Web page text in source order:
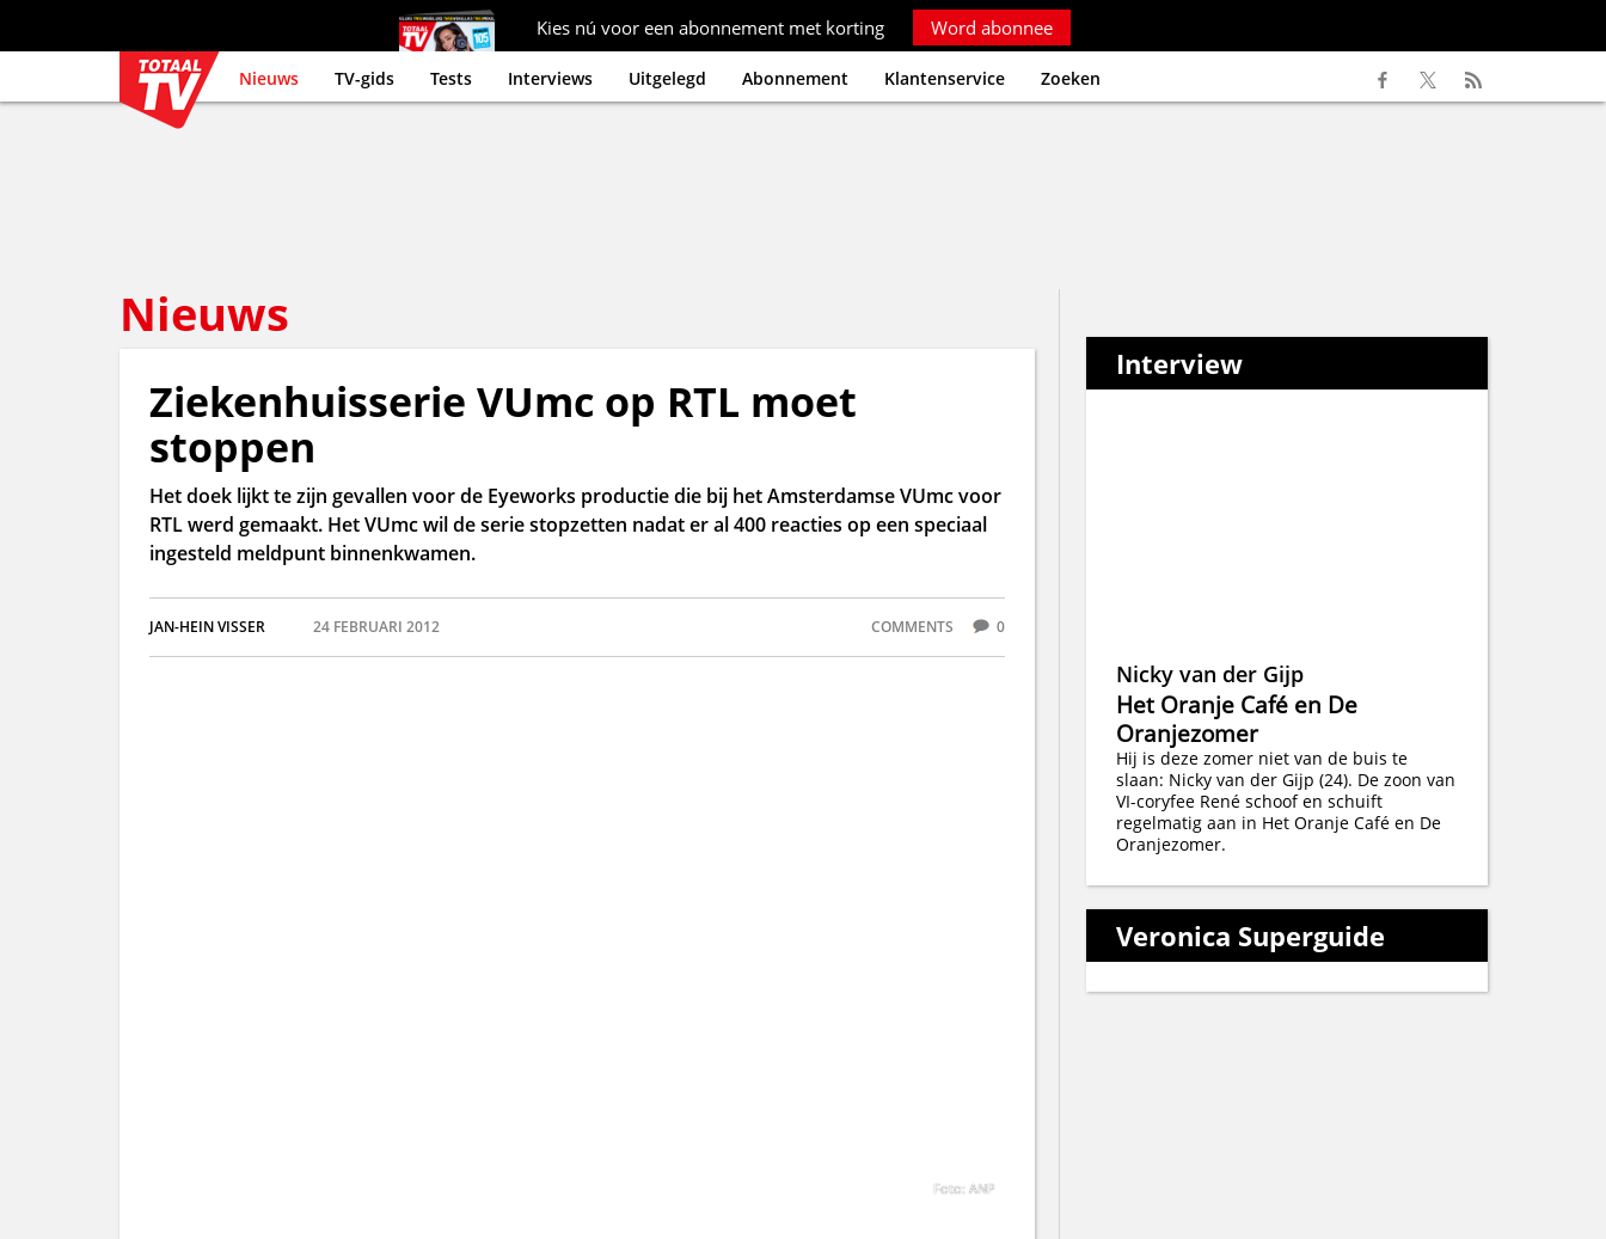
Kies nú voor een abonnement met korting Word abonnee
Nieuws TV-gids Tests Interviews Uitgelegd Abonnement Klantenservice Zoeken
Nieuws
Ziekenhuisserie VUmc op RTL moet
stoppen
Het doek lijkt te zijn gevallen voor de Eyeworks productie die bij het Amsterdamse VUmc voor
RTL werd gemaakt. Het VUmc wil de serie stopzetten nadat er al 400 reacties op een speciaal
ingesteld meldpunt binnenkwamen.
JAN-HEIN VISSER 24 FEBRUARI 2012 COMMENTS 0
Foto: ANP
Interview
Nicky van der Gijp
Het Oranje Café en De
Oranjezomer
Hij is deze zomer niet van de buis te
slaan: Nicky van der Gijp (24). De zoon van
VI-coryfee René schoof en schuift
regelmatig aan in Het Oranje Café en De
Oranjezomer.
Veronica Superguide